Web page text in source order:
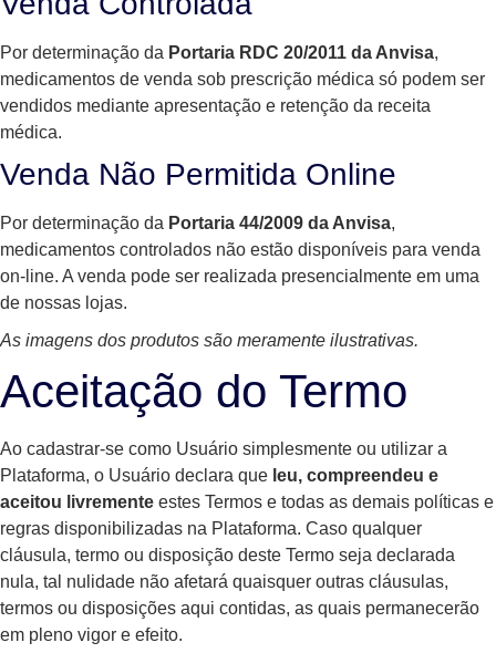
Por determinação da Portaria RDC 20/2011 da Anvisa,
medicamentos de venda sob prescrição médica só podem ser
vendidos mediante apresentação e retenção da receita
médica.
Venda Não Permitida Online
Por determinação da Portaria 44/2009 da Anvisa,
medicamentos controlados não estão disponíveis para venda
on-line. A venda pode ser realizada presencialmente em uma
de nossas lojas.
As imagens dos produtos são meramente ilustrativas.
Aceitação do Termo
Ao cadastrar-se como Usuário simplesmente ou utilizar a
Plataforma, o Usuário declara que leu, compreendeu e
aceitou livremente estes Termos e todas as demais políticas e
regras disponibilizadas na Plataforma. Caso qualquer
cláusula, termo ou disposição deste Termo seja declarada
nula, tal nulidade não afetará quaisquer outras cláusulas,
termos ou disposições aqui contidas, as quais permanecerão
em pleno vigor e efeito.